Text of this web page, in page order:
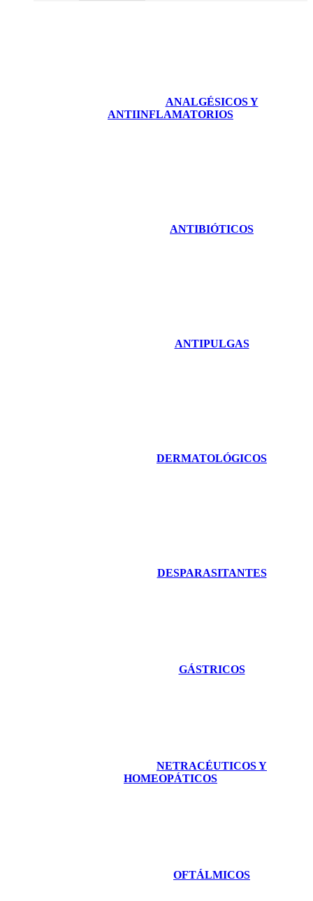
ANALGÉSICOS Y
ANTIINFLAMATORIOS
ANTIBIÓTICOS
ANTIPULGAS
DERMATOLÓGICOS
DESPARASITANTES
GÁSTRICOS
NETRACÉUTICOS Y
HOMEOPÁTICOS
OFTÁLMICOS